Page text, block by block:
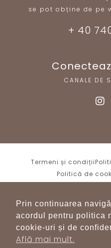
se pot obține de pe
+ 40
CANALE DE
Termeni și condiții
Politică de
Shurra.ro – Toate
Prin continuarea
acordul pentru politica
cookie-uri și de
Află mai mult.